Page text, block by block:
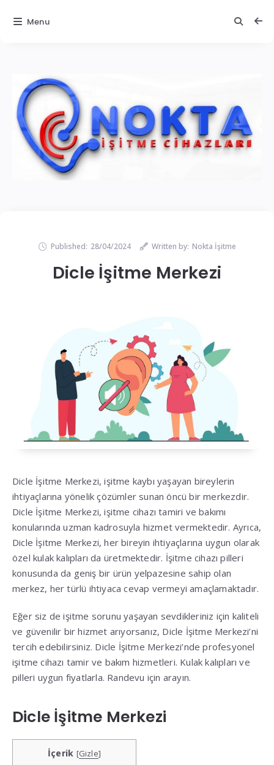
Published: 28/04/2024 Written by: Nokta İşitme
Dicle İşitme Merkezi
Dicle İşitme Merkezi, işitme kaybı yaşayan bireylerin
ihtiyaçlarına yönelik çözümler sunan öncü bir merkezdir.
Dicle İşitme Merkezi, işitme cihazı tamiri ve bakımı
konularında uzman kadrosuyla hizmet vermektedir. Ayrıca,
Dicle İşitme Merkezi, her bireyin ihtiyaçlarına uygun olarak
özel kulak kalıpları da üretmektedir. İşitme cihazı pilleri
konusunda da geniş bir ürün yelpazesine sahip olan
merkez, her türlü ihtiyaca cevap vermeyi amaçlamaktadır.
Eğer siz de işitme sorunu yaşayan sevdikleriniz için kaliteli
ve güvenilir bir hizmet arıyorsanız, Dicle İşitme Merkezi’ni
tercih edebilirsiniz. Dicle İşitme Merkezi’nde profesyonel
işitme cihazı tamir ve bakım hizmetleri. Kulak kalıpları ve
pilleri uygun fiyatlarla. Randevu için arayın.
Dicle İşitme Merkezi
İçerik [Gizle]
Menu